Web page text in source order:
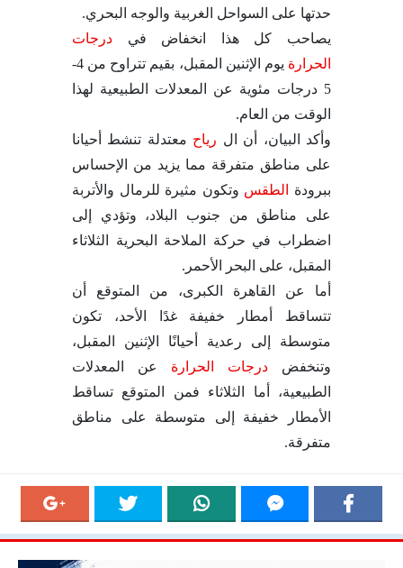
حدتها على السواحل الغربية والوجه البحري.
يصاحب كل هذا انخفاض في
درجات
الحرارة
يوم الإثنين المقبل، بقيم تتراوح من 4-
5 درجات مئوية عن المعدلات الطبيعية لهذا
الوقت من العام.
وأكد البيان، أن ال رياح معتدلة تنشط أحيانا
على مناطق متفرقة مما يزيد من الإحساس
ببرودة
الطقس وتكون مثيرة للرمال والأتربة
على مناطق من جنوب البلاد، وتؤدي إلى
اضطراب في حركة الملاحة البحرية الثلاثاء
المقبل، على البحر الأحمر.
أما عن القاهرة الكبرى، من المتوقع أن
تتساقط أمطار خفيفة غدًا الأحد، تكون
متوسطة إلى رعدية أحيانًا الإثنين المقبل،
وتنخفض
درجات الحرارة
عن المعدلات
الطبيعية، أما الثلاثاء فمن المتوقع تساقط
الأمطار خفيفة إلى متوسطة على مناطق
متفرقة.